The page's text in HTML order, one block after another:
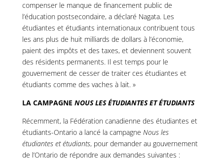
compenser le manque de financement public de
l’éducation postsecondaire, a déclaré Nagata. Les
étudiantes et étudiants internationaux contribuent tous
les ans plus de huit milliards de dollars à l’économie,
paient des impôts et des taxes, et deviennent souvent
des résidents permanents. Il est temps pour le
gouvernement de cesser de traiter ces étudiantes et
étudiants comme des vaches à lait. »
LA CAMPAGNE NOUS LES ÉTUDIANTES ET ÉTUDIANTS
Récemment, la Fédération canadienne des étudiantes et
étudiants-Ontario a lancé la campagne Nous les
étudiantes et étudiants, pour demander au gouvernement
de l’Ontario de répondre aux demandes suivantes :